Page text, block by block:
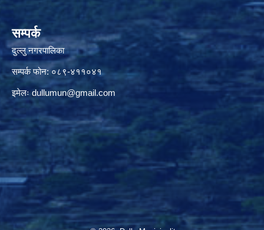
सम्पर्क
दुल्लु नगरपालिका
सम्पर्क फोन: ०८९-४११०४१
इमेलःdullumun@gmail.com